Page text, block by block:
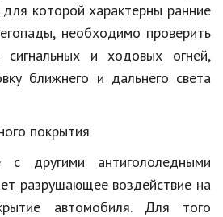
которой характерны ранние
необходимо проверить
сигнальных и ходовых огней,
ближнего и дальнего света
покрытия
другими антигололедными
разрушающее воздействие на
автомобиля. Для того